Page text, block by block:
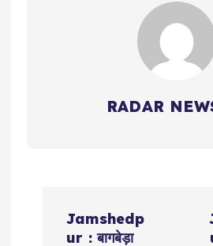
RADAR
Jamshedp
ur : बागबेड़ा